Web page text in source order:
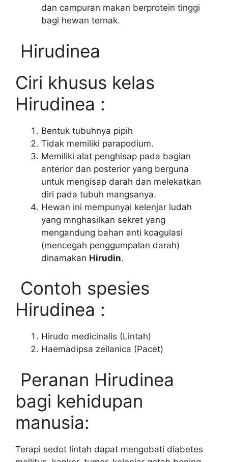
dan campuran makan berprotein tinggi
bagi hewan ternak.
Hirudinea
Ciri khusus kelas
Hirudinea :
Bentuk tubuhnya pipih
Tidak memiliki parapodium.
Memiliki alat penghisap pada bagian
anterior dan posterior yang berguna
untuk mengisap darah dan melekatkan
diri pada tubuh mangsanya.
Hewan ini mempunyai kelenjar ludah
yang mnghasilkan sekret yang
mengandung bahan anti koagulasi
(mencegah penggumpalan darah)
dinamakan Hirudin.
Contoh spesies
Hirudinea :
Hirudo medicinalis (Lintah)
Haemadipsa zeilanica (Pacet)
Peranan Hirudinea
bagi kehidupan
manusia:
Terapi sedot lintah dapat mengobati diabetes